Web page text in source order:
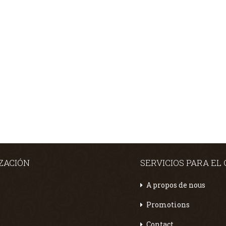
SERVICIOS PARA EL
A propos de nous
Promotions